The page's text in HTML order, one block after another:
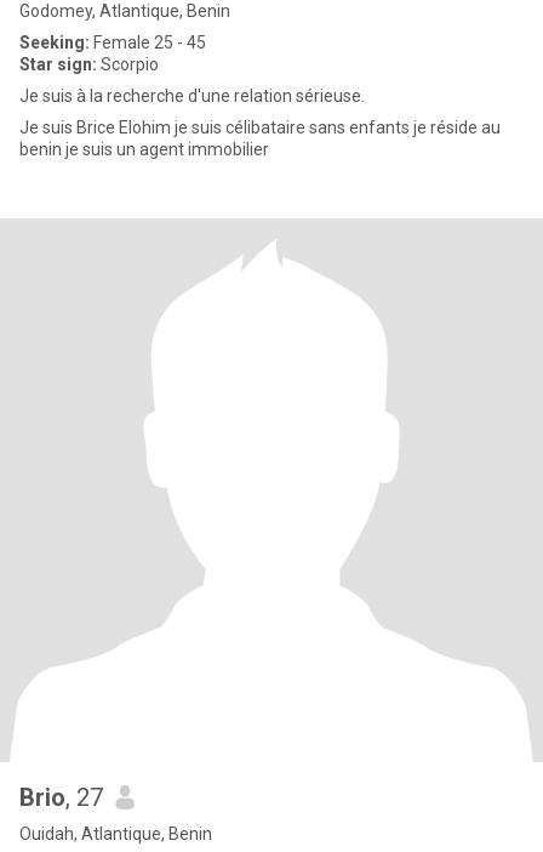
Godomey, Atlantique, Benin
Seeking: Female 25 - 45
Star sign: Scorpio
Je suis à la recherche d'une relation sérieuse.
Je suis Brice Elohim je suis célibataire sans enfants je réside au
benin je suis un agent immobilier
Brio, 27
Ouidah, Atlantique, Benin